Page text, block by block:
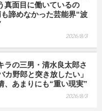
真面目に働いているの
諦めなかった芸能界“波
2026/8/3
ラの三男・清水良太郎さ
カ野郎と突き放したい」
、あまりにも“重い現実”
2026/8/3